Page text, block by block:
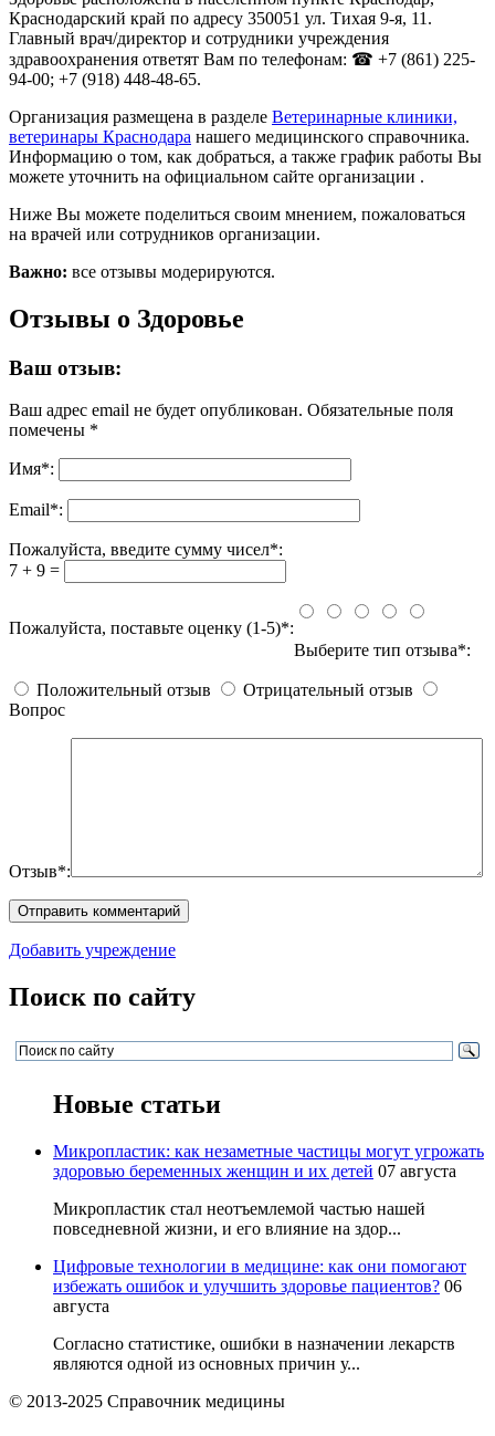
Краснодарский край по адресу 350051 ул. Тихая 9-я, 11.
Главный врач/директор и сотрудники учреждения
здравоохранения ответят Вам по телефонам: ☎ +7 (861) 225-
94-00; +7 (918) 448-48-65.
Организация размещена в разделе Ветеринарные клиники,
ветеринары Краснодара нашего медицинского справочника.
Информацию о том, как добраться, а также график работы Вы
можете уточнить на официальном сайте организации .
Ниже Вы можете поделиться своим мнением, пожаловаться
на врачей или сотрудников организации.
Важно: все отзывы модерируются.
Отзывы о Здоровье
Ваш отзыв:
Ваш адрес email не будет опубликован. Обязательные поля
помечены *
Имя*:
Email*:
Пожалуйста, введите сумму чисел*:
7 + 9 =
Пожалуйста, поставьте оценку (1-5)*:
Выберите тип отзыва*:
Положительный отзыв
Отрицательный отзыв
Вопрос
Отзыв*:
Добавить учреждение
Поиск по сайту
Новые статьи
Микропластик: как незаметные частицы могут угрожать
здоровью беременных женщин и их детей 07 августа
Микропластик стал неотъемлемой частью нашей
повседневной жизни, и его влияние на здор...
Цифровые технологии в медицине: как они помогают
избежать ошибок и улучшить здоровье пациентов? 06
августа
Согласно статистике, ошибки в назначении лекарств
являются одной из основных причин у...
© 2013-2025 Справочник медицины